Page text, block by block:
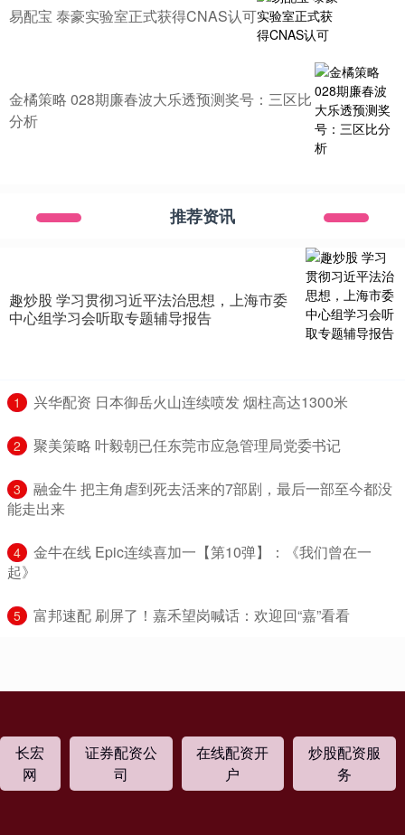
易配宝 泰豪实验室正式获得CNAS认可
金橘策略 028期廉春波大乐透预测奖号：三区比
分析
推荐资讯
趣炒股 学习贯彻习近平法治思想，上海市委
中心组学习会听取专题辅导报告
1 ​兴华配资 日本御岳火山连续喷发 烟柱高达1300米
2 ​聚美策略 叶毅朝已任东莞市应急管理局党委书记
3
​融金牛 把主角虐到死去活来的7部剧，最后一部至今都没
能走出来
4
​金牛在线 Epic连续喜加一【第10弹】：《我们曾在一
起》
5 ​富邦速配 刷屏了！嘉禾望岗喊话：欢迎回“嘉”看看
长宏
网
证券配资公
司
在线配资开
户
炒股配资服
务